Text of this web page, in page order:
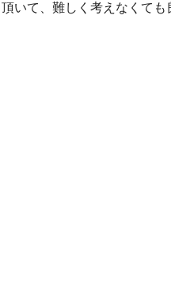
いて、難しく考えなくても